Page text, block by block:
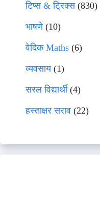
टिप्स & ट्रिक्स(830)
भाषणे(10)
वेदिक Maths (6)
व्यवसाय(1)
सरल विद्यार्थी(4)
हस्ताक्षर सराव (22)